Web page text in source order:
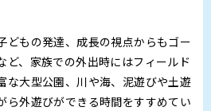
どもの発達、成長の視点からもゴー
ど、家族での外出時にはフィールド
な大型公園、川や海、泥遊びや土遊
ら外遊びができる時間をすすめてい